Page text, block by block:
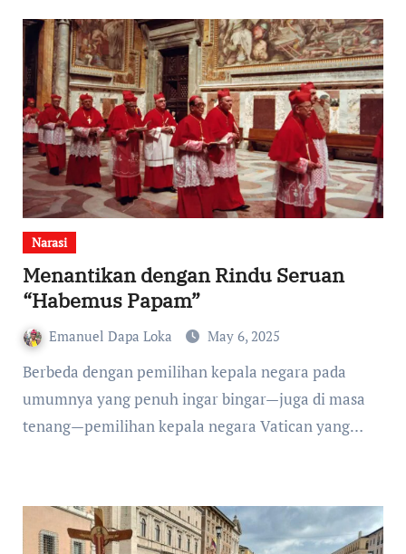
Narasi
Menantikan dengan Rindu Seruan
“Habemus Papam”
Emanuel Dapa Loka May 6, 2025
Berbeda dengan pemilihan kepala negara pada
umumnya yang penuh ingar bingar—juga di masa
tenang—pemilihan kepala negara Vatican yang…